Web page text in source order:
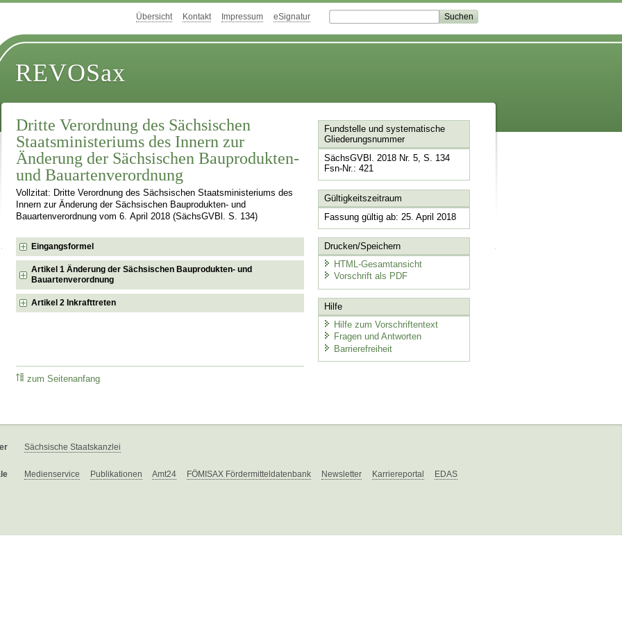
Übersicht Kontakt Impressum eSignatur
REVOSax
Dritte Verordnung des Sächsischen
Staatsministeriums des Innern zur
Änderung der Sächsischen Bauprodukten-
und Bauartenverordnung
Vollzitat: Dritte Verordnung des Sächsischen Staatsministeriums des
Innern zur Änderung der Sächsischen Bauprodukten- und
Bauartenverordnung vom 6. April 2018 (SächsGVBl. S. 134)
Eingangsformel
Artikel 1 Änderung der Sächsischen Bauprodukten- und
Bauartenverordnung
Artikel 2 Inkrafttreten
zum Seitenanfang
Fundstelle und systematische
Gliederungsnummer
SächsGVBl. 2018 Nr. 5, S. 134
Fsn-Nr.: 421
Gültigkeitszeitraum
Fassung gültig ab: 25. April 2018
Drucken/Speichern
HTML-Gesamtansicht
Vorschrift als PDF
Hilfe
Hilfe zum Vorschriftentext
Fragen und Antworten
Barrierefreiheit
Sächsische Staatskanzlei
Medienservice Publikationen Amt24 FÖMISAX Fördermitteldatenbank Newsletter Karriereportal EDAS